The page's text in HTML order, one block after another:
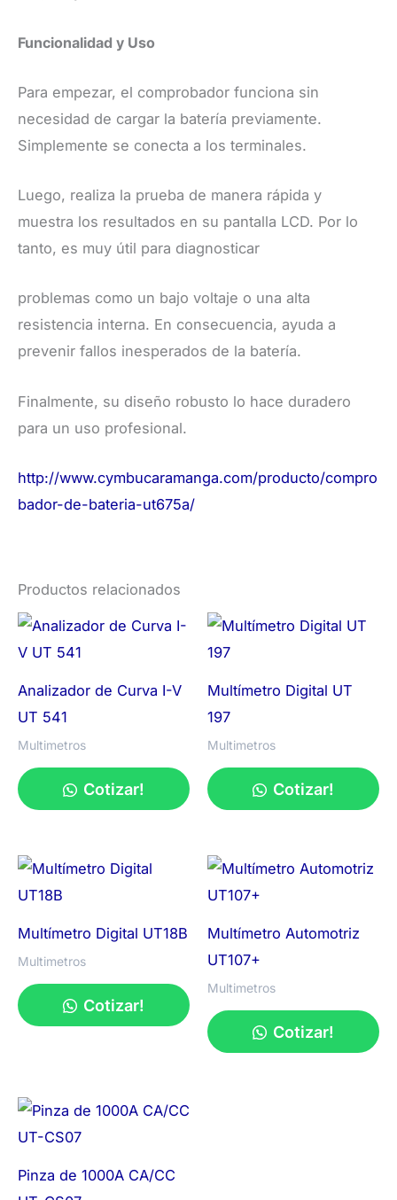
​Funcionalidad y Uso
​Para empezar, el comprobador funciona sin
necesidad de cargar la batería previamente.
Simplemente se conecta a los terminales.
Luego, realiza la prueba de manera rápida y
muestra los resultados en su pantalla LCD. Por lo
tanto, es muy útil para diagnosticar
problemas como un bajo voltaje o una alta
resistencia interna. En consecuencia, ayuda a
prevenir fallos inesperados de la batería.
Finalmente, su diseño robusto lo hace duradero
para un uso profesional.
http://www.cymbucaramanga.com/producto/compro
bador-de-bateria-ut675a/
Productos relacionados
Analizador de Curva I-V
UT 541
Multimetros
Cotizar!
Multímetro Digital UT
197
Multimetros
Cotizar!
Multímetro Digital UT18B
Multimetros
Cotizar!
Multímetro Automotriz
UT107+
Multimetros
Cotizar!
Pinza de 1000A CA/CC